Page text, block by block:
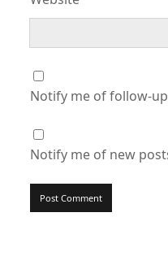
Notify me of follow-
Notify me of new